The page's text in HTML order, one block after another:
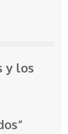
y los